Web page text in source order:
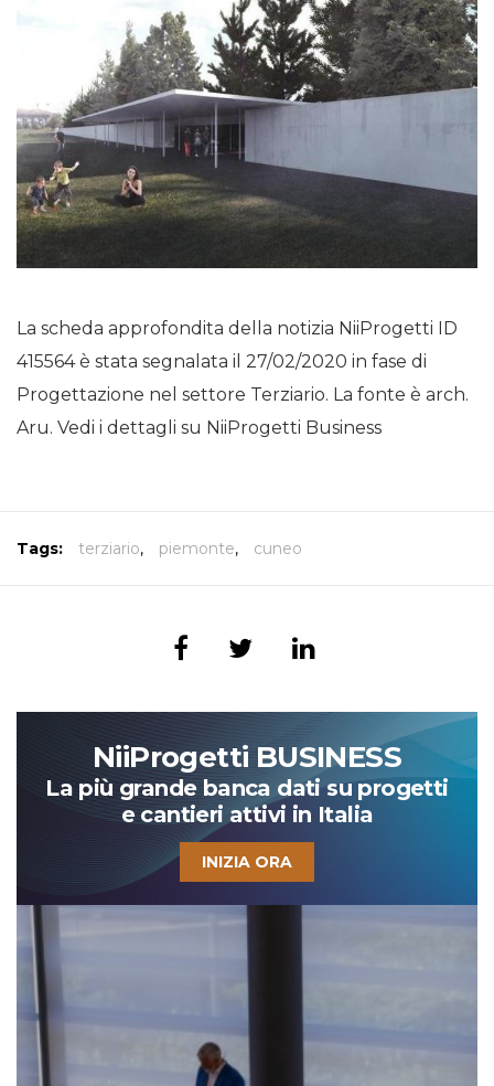
La scheda approfondita della notizia NiiProgetti ID
415564 è stata segnalata il 27/02/2020 in fase di
Progettazione nel settore Terziario. La fonte è arch.
Aru. Vedi i dettagli su NiiProgetti Business
Tags: terziario, piemonte, cuneo
NiiProgetti BUSINESS
La più grande banca dati su progetti
e cantieri attivi in Italia
INIZIA ORA